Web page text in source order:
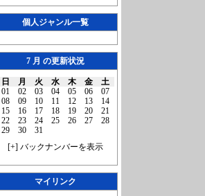
個人ジャンル一覧
7 月 の更新状況
日 月 火 水 木 金
土
01
02 03 04 05 06
07
08
09 10 11 12 13
14
15
16 17 18 19 20
21
22
23 24 25 26 27
28
29
30
31
[+] バックナンバーを表示
マイリンク